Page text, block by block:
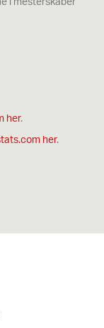
her.
her.